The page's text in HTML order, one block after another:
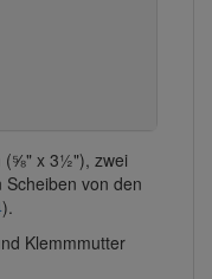
(⅝" x 3½"), zwei
von den
).
Klemmmutter